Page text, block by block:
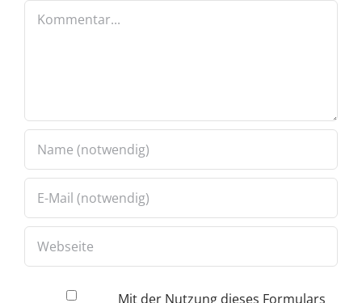
Kommentar
Mit der Nutzung dieses Formulars